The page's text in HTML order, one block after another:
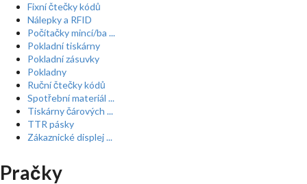
Fixní čtečky kódů
Nálepky a RFID
Počítačky mincí/ba ...
Pokladní tiskárny
Pokladní zásuvky
Pokladny
Ruční čtečky kódů
Spotřební materiál ...
Tiskárny čárových ...
TTR pásky
Zákaznické displej ...
Pračky